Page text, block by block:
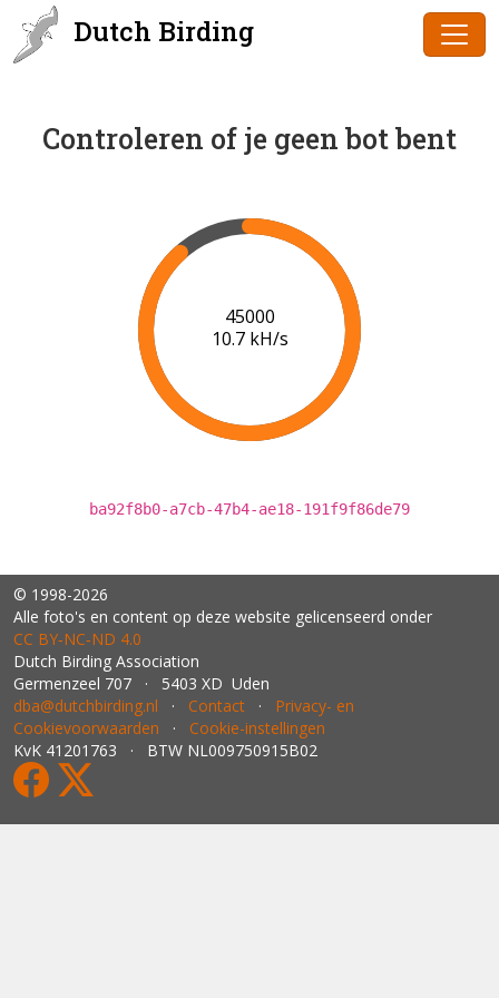
Dutch Birding
Controleren of je geen bot bent
47000
11.0 kH/s
ba92f8b0-a7cb-47b4-ae18-191f9f86de79
© 1998-2026
Alle foto's en content op deze website gelicenseerd onder
CC BY‑NC‑ND 4.0
Dutch Birding Association
Germenzeel 707 · 5403 XD Uden
dba@dutchbirding.nl · Contact · Privacy- en
Cookievoorwaarden · Cookie-instellingen
KvK 41201763 · BTW NL009750915B02